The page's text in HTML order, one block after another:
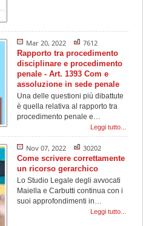
Mar 20, 2022
7612
Rapporto tra procedimento
disciplinare e procedimento
penale - Art. 1393 Com e
assoluzione in sede penale
Una delle questioni più dibattute
è quella relativa al rapporto tra
procedimento penale e…
Leggi tutto...
Nov 07, 2022
30202
Come scrivere correttamente
un ricorso gerarchico
Lo Studio Legale degli avvocati
Maiella e Carbutti continua con i
suoi approfondimenti in…
Leggi tutto...